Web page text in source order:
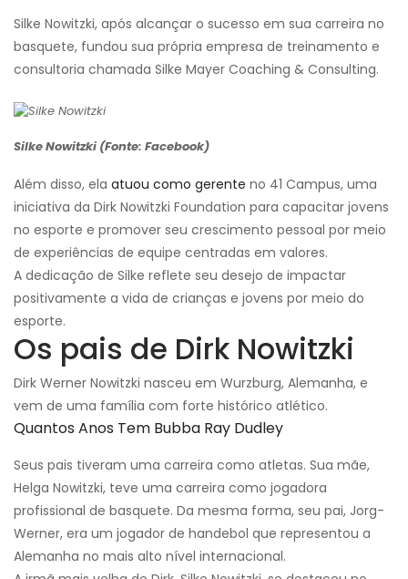
Silke Nowitzki, após alcançar o sucesso em sua carreira no
basquete, fundou sua própria empresa de treinamento e
consultoria chamada Silke Mayer Coaching & Consulting.
Silke Nowitzki (Fonte: Facebook)
Além disso, ela atuou como gerente no 41 Campus, uma
iniciativa da Dirk Nowitzki Foundation para capacitar jovens
no esporte e promover seu crescimento pessoal por meio
de experiências de equipe centradas em valores.
A dedicação de Silke reflete seu desejo de impactar
positivamente a vida de crianças e jovens por meio do
esporte.
Os pais de Dirk Nowitzki
Dirk Werner Nowitzki nasceu em Wurzburg, Alemanha, e
vem de uma família com forte histórico atlético.
Quantos Anos Tem Bubba Ray Dudley
Seus pais tiveram uma carreira como atletas. Sua mãe,
Helga Nowitzki, teve uma carreira como jogadora
profissional de basquete. Da mesma forma, seu pai, Jorg-
Werner, era um jogador de handebol que representou a
Alemanha no mais alto nível internacional.